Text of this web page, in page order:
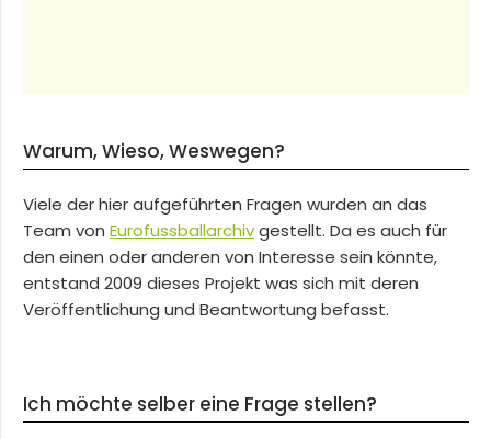
Warum, Wieso, Weswegen?
Viele der hier aufgeführten Fragen wurden an das
Team von Eurofussballarchivgestellt. Da es auch für
den einen oder anderen von Interesse sein könnte,
entstand 2009 dieses Projekt was sich mit deren
Veröffentlichung und Beantwortung befasst.
Ich möchte selber eine Frage stellen?